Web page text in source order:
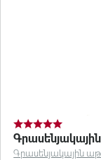
Գրասենյակային
Գրասենյակային